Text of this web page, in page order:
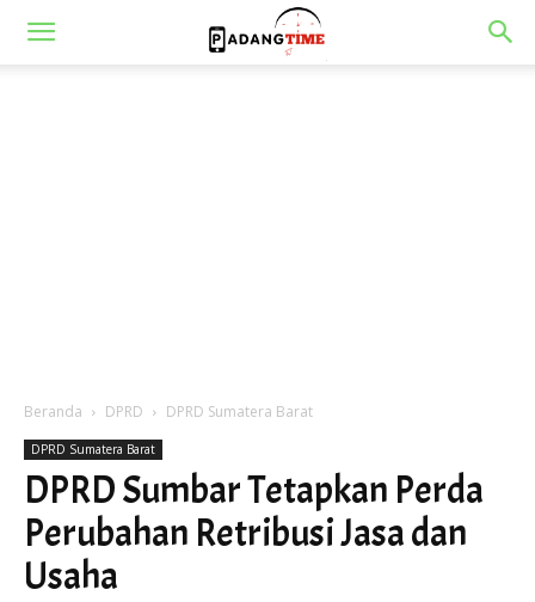
Beranda DPRD DPRD Sumatera Barat
DPRD Sumatera Barat
DPRD Sumbar Tetapkan Perda
Perubahan Retribusi Jasa dan
Usaha